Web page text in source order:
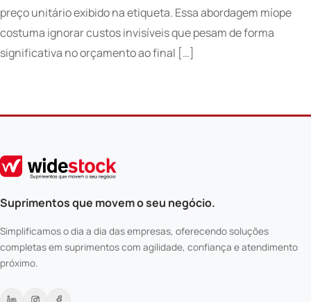
preço unitário exibido na etiqueta. Essa abordagem míope
costuma ignorar custos invisíveis que pesam de forma
significativa no orçamento ao final […]
Suprimentos que movem o seu negócio.
Simplificamos o dia a dia das empresas, oferecendo soluções
completas em suprimentos com agilidade, confiança e atendimento
próximo.